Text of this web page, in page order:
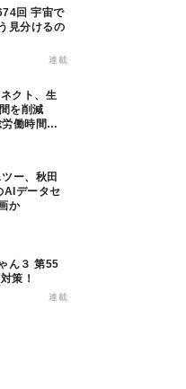
見分けるの
連載
クト、生
を削減
働時間
AIデータセ
か
ん３ 第55
策！
連載